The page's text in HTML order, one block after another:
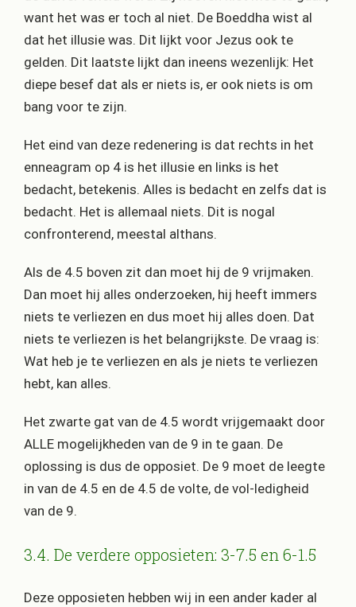
want het was er toch al niet. De Boeddha wist al
dat het illusie was. Dit lijkt voor Jezus ook te
gelden. Dit laatste lijkt dan ineens wezenlijk: Het
diepe besef dat als er niets is, er ook niets is om
bang voor te zijn.
Het eind van deze redenering is dat rechts in het
enneagram op 4 is het illusie en links is het
bedacht, betekenis. Alles is bedacht en zelfs dat is
bedacht. Het is allemaal niets. Dit is nogal
confronterend, meestal althans.
Als de 4.5 boven zit dan moet hij de 9 vrijmaken.
Dan moet hij alles onderzoeken, hij heeft immers
niets te verliezen en dus moet hij alles doen. Dat
niets te verliezen is het belangrijkste. De vraag is:
Wat heb je te verliezen en als je niets te verliezen
hebt, kan alles.
Het zwarte gat van de 4.5 wordt vrijgemaakt door
ALLE mogelijkheden van de 9 in te gaan. De
oplossing is dus de opposiet. De 9 moet de leegte
in van de 4.5 en de 4.5 de volte, de vol-ledigheid
van de 9.
3.4. De verdere opposieten: 3-7.5 en 6-1.5
Deze opposieten hebben wij in een ander kader al